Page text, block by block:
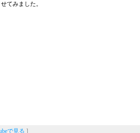
てみました。
で見る ]